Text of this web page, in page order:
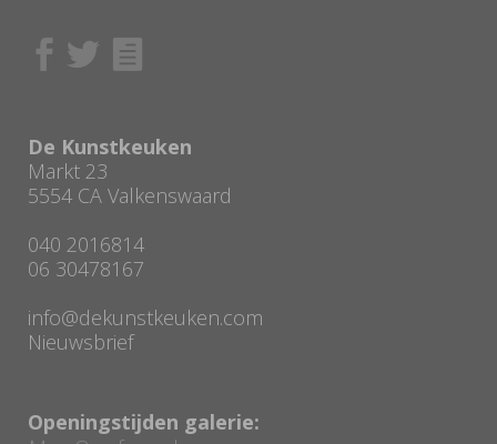
De Kunstkeuken
Markt 23
5554 CA Valkenswaard
040 2016814
06 30478167
info@dekunstkeuken.com
Nieuwsbrief
Openingstijden galerie: